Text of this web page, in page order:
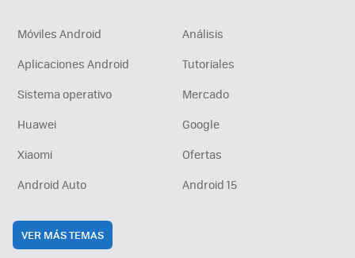
Móviles Android
Análisis
Aplicaciones Android
Tutoriales
Sistema operativo
Mercado
Huawei
Google
Xiaomi
Ofertas
Android Auto
Android 15
VER MÁS TEMAS